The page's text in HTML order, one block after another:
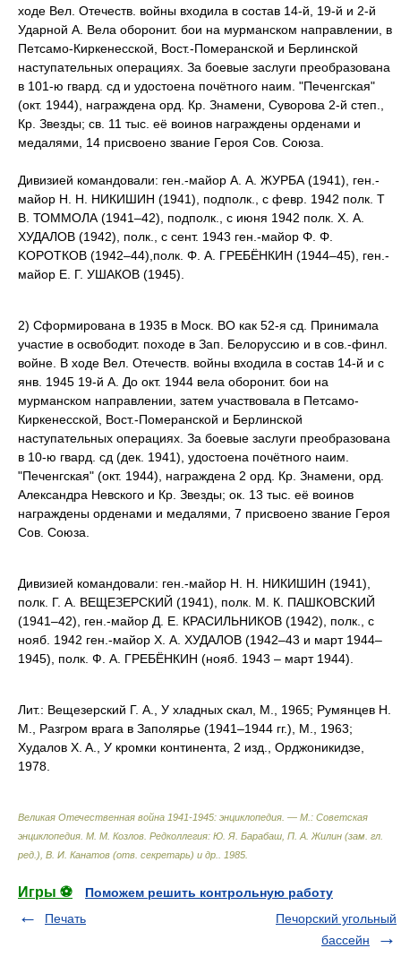
ходе Вел. Отечеств. войны входила в состав 14-й, 19-й и 2-й
Ударной А. Вела оборонит. бои на мурманском направлении, в
Петсамо-Киркенесской, Вост.-Померанской и Берлинской
наступательных операциях. За боевые заслуги преобразована
в 101-ю гвард. сд и удостоена почётного наим. "Печенгская"
(окт. 1944), награждена орд. Кр. Знамени, Суворова 2-й степ.,
Кр. Звезды; св. 11 тыс. её воинов награждены орденами и
медалями, 14 присвоено звание Героя Сов. Союза.
Дивизией командовали: ген.-майор А. А. ЖУРБА (1941), ген.-
майор Η. Η. НИКИШИН (1941), подполк., с февр. 1942 полк. Τ
В. ТОММОЛА (1941–42), подполк., с июня 1942 полк. X. А.
ХУДАЛОВ (1942), полк., с сент. 1943 ген.-майор Φ. Φ.
ΚΟΡΟΤКОВ (1942–44),полк. Φ. А. ГРЕБЁНКИН (1944–45), ген.-
майор Е. Г. УШАКОВ (1945).
2) Сформирована в 1935 в Моск. ВО как 52-я сд. Принимала
участие в освободит. походе в Зап. Белоруссию и в сов.-финл.
войне. В ходе Вел. Отечеств. войны входила в состав 14-й и с
янв. 1945 19-й А. До окт. 1944 вела оборонит. бои на
мурманском направлении, затем участвовала в Петсамо-
Киркенесской, Вост.-Померанской и Берлинской
наступательных операциях. За боевые заслуги преобразована
в 10-ю гвард. сд (дек. 1941), удостоена почётного наим.
"Печенгская" (окт. 1944), награждена 2 орд. Кр. Знамени, орд.
Александра Невского и Кр. Звезды; ок. 13 тыс. её воинов
награждены орденами и медалями, 7 присвоено звание Героя
Сов. Союза.
Дивизией командовали: ген.-майор Η. Η. НИКИШИН (1941),
полк. Г. А. ВЕЩЕЗЕРСКИЙ (1941), полк. М. К. ПАШКОВСКИЙ
(1941–42), ген.-майор Д. Е. КРАСИЛЬНИКОВ (1942), полк., с
нояб. 1942 ген.-майор X. А. ХУДАЛОВ (1942–43 и март 1944–
1945), полк. Ф. А. ГРЕБЁНКИН (нояб. 1943 – март 1944).
Лит.: Вещезерский Г. Α., У хладных скал, М., 1965; Румянцев Η.
Μ., Разгром врага в Заполярье (1941–1944 гг.), М., 1963;
Xудалов Χ. Α., У кромки континента, 2 изд., Орджоникидзе,
1978.
Великая Отечественная война 1941-1945: энциклопедия. — М.: Советская
энциклопедия М. М. Козлов. Редколлегия: Ю. Я. Барабаш, П. А. Жилин (зам. гл.
ред.), В. И. Канатов (отв. секретарь) и др.
1985
Игры ⚽
Поможем решить контрольную работу
Печать
Печорский угольный
бассейн